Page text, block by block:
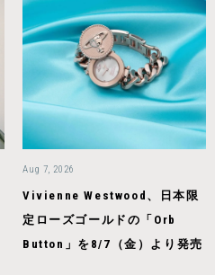
Aug 7, 2026
Vivienne Westwood、日本限
定ローズゴールドの「Orb
Button」を8/7（金）より発売